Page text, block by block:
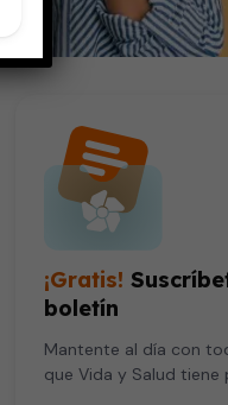
¡Gratis!
boletín
Mantente al día con
que Vida y Salud tiene